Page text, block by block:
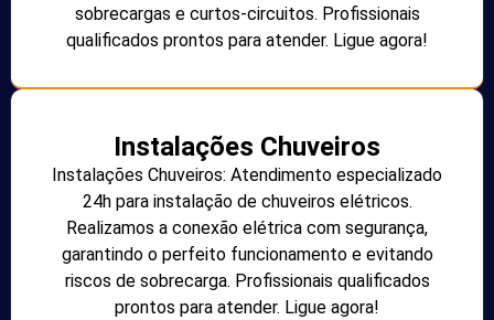
sobrecargas e curtos-circuitos. Profissionais
qualificados prontos para atender. Ligue agora!
Instalações Chuveiros
Instalações Chuveiros: Atendimento especializado
24h para instalação de chuveiros elétricos.
Realizamos a conexão elétrica com segurança,
garantindo o perfeito funcionamento e evitando
riscos de sobrecarga. Profissionais qualificados
prontos para atender. Ligue agora!